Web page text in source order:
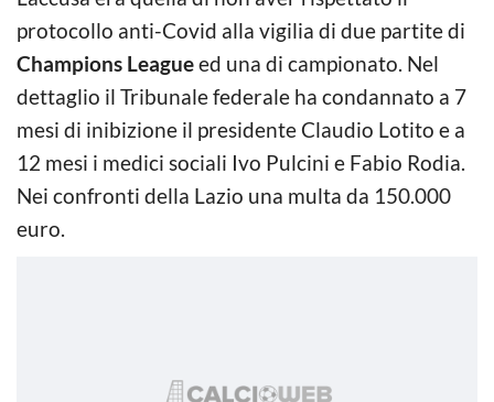
protocollo anti-Covid alla vigilia di due partite di
Champions Leagueed una di campionato. Nel
dettaglio il Tribunale federale ha condannato a 7
mesi di inibizione il presidente Claudio Lotito e a
12 mesi i medici sociali Ivo Pulcini e Fabio Rodia.
Nei confronti della Lazio una multa da 150.000
euro.